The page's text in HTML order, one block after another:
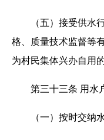
（五）接受供水
格、质量技术监督等
为村民集体兴办自用
第三十三条 用水
（一）按时交纳